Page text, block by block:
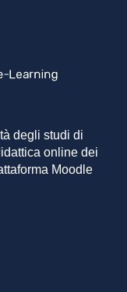
degli studi di
online dei
Moodle